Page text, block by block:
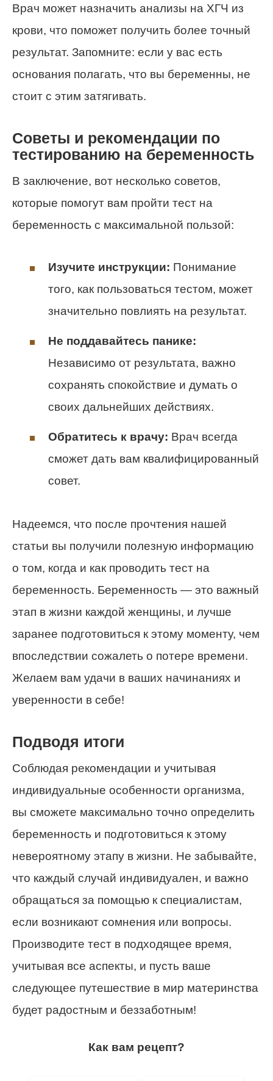
Врач может назначить анализы на ХГЧ из
крови, что поможет получить более точный
результат. Запомните: если у вас есть
основания полагать, что вы беременны, не
стоит с этим затягивать.
Советы и рекомендации по
тестированию на беременность
В заключение, вот несколько советов,
которые помогут вам пройти тест на
беременность с максимальной пользой:
Изучите инструкции: Понимание
того, как пользоваться тестом, может
значительно повлиять на результат.
Не поддавайтесь панике:
Независимо от результата, важно
сохранять спокойствие и думать о
своих дальнейших действиях.
Обратитесь к врачу: Врач всегда
сможет дать вам квалифицированный
совет.
Надеемся, что после прочтения нашей
статьи вы получили полезную информацию
о том, когда и как проводить тест на
беременность. Беременность — это важный
этап в жизни каждой женщины, и лучше
заранее подготовиться к этому моменту, чем
впоследствии сожалеть о потере времени.
Желаем вам удачи в ваших начинаниях и
уверенности в себе!
Подводя итоги
Соблюдая рекомендации и учитывая
индивидуальные особенности организма,
вы сможете максимально точно определить
беременность и подготовиться к этому
невероятному этапу в жизни. Не забывайте,
что каждый случай индивидуален, и важно
обращаться за помощью к специалистам,
если возникают сомнения или вопросы.
Производите тест в подходящее время,
учитывая все аспекты, и пусть ваше
следующее путешествие в мир материнства
будет радостным и беззаботным!
Как вам рецепт?